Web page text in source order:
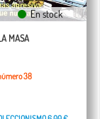
En stock
MASA
38